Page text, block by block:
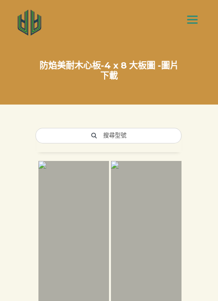
防焰美耐木心板-4 x 8 大板圖 -圖片
下載
搜尋型號